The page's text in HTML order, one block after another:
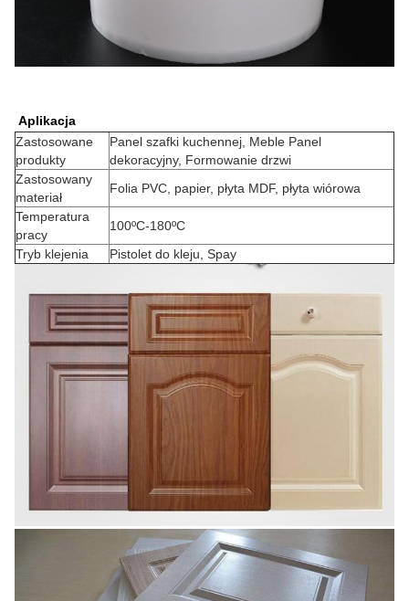
Aplikacja
Zastosowane
produkty
Panel szafki kuchennej, Meble Panel
dekoracyjny, Formowanie drzwi
Zastosowany
materiał
Folia PVC, papier, płyta MDF, płyta wiórowa
Temperatura
pracy
100ºC-180ºC
Tryb klejenia
Pistolet do kleju, Spay